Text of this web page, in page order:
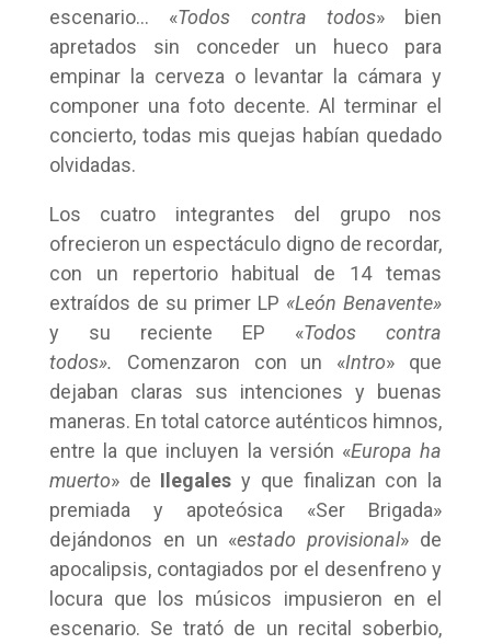
escenario… «Todos contra todos» bien
apretados sin conceder un hueco para
empinar la cerveza o levantar la cámara y
componer una foto decente. Al terminar el
concierto, todas mis quejas habían quedado
olvidadas.
Los cuatro integrantes del grupo nos
ofrecieron un espectáculo digno de recordar,
con un repertorio habitual de 14 temas
extraídos de su primer LP «León Benavente»
y su reciente EP «Todos contra
todos». Comenzaron con un «Intro» que
dejaban claras sus intenciones y buenas
maneras. En total catorce auténticos himnos,
entre la que incluyen la versión «Europa ha
muerto» de Ilegales y que finalizan con la
premiada y apoteósica «Ser Brigada»
dejándonos en un «estado provisional» de
apocalipsis, contagiados por el desenfreno y
locura que los músicos impusieron en el
escenario. Se trató de un recital soberbio,